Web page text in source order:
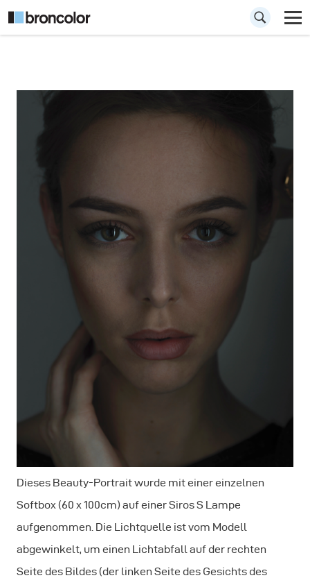
Wie man Beauty-
Fotografie mit
einer einzelnen
Softbox macht
Dieses Beauty-Portrait wurde mit einer einzelnen
Softbox (60 x 100cm) auf einer Siros S Lampe
aufgenommen. Die Lichtquelle ist vom Modell
abgewinkelt, um einen Lichtabfall auf der rechten
Seite des Bildes (der linken Seite des Gesichts des